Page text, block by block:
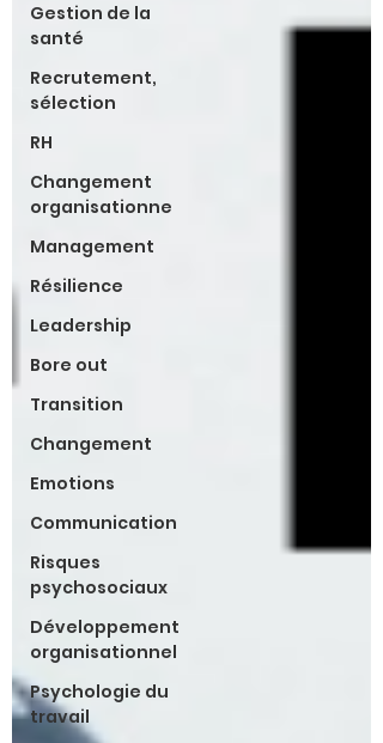
Gestion de la
santé
Recrutement,
sélection
RH
Changement
organisationne
Management
Résilience
Leadership
Bore out
Transition
Changement
Emotions
Communication
Risques
psychosociaux
Développement
organisationnel
Psychologie du
travail